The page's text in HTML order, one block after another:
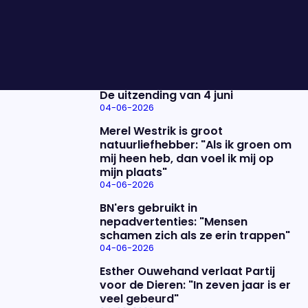
De uitzending van 4 juni
04-06-2026
Merel Westrik is groot
natuurliefhebber: "Als ik groen om
mij heen heb, dan voel ik mij op
mijn plaats"
04-06-2026
BN'ers gebruikt in
nepadvertenties: "Mensen
schamen zich als ze erin trappen"
04-06-2026
Esther Ouwehand verlaat Partij
voor de Dieren: "In zeven jaar is er
veel gebeurd"